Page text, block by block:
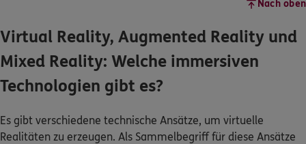
Nach oben
Virtual Reality, Augmented Reality und
Mixed Reality: Welche immersiven
Technologien gibt es?
Es gibt verschiedene technische Ansätze, um virtuelle
Realitäten zu erzeugen. Als Sammelbegriff für diese Ansätze